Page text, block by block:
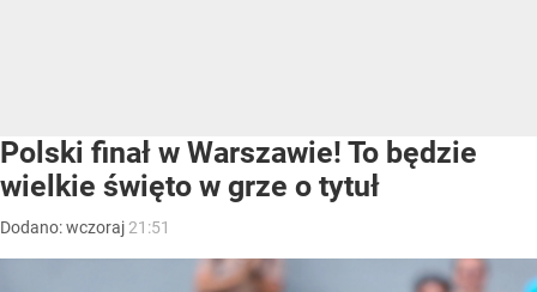
Polski finał w Warszawie! To będzie
wielkie święto w grze o tytuł
Dodano:wczoraj 21:51